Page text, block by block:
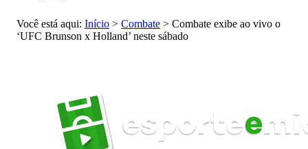
Você está aqui: Início > Combate > Combate exibe ao vivo o
‘UFC Brunson x Holland’ neste sábado